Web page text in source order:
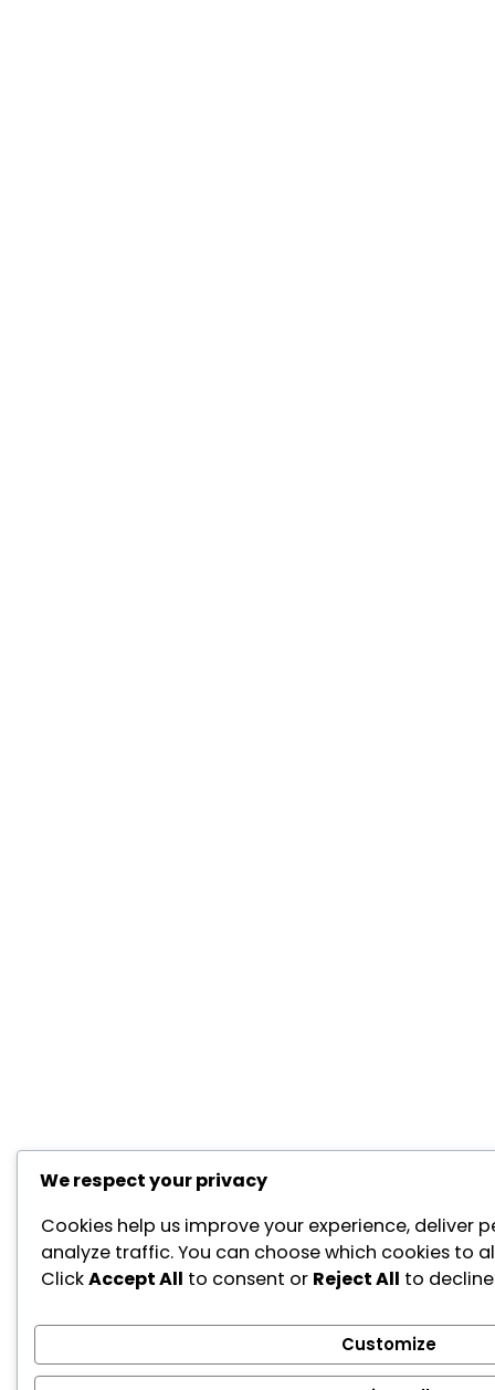
We respect your privacy
Cookies help us improve your experience, deliver
analyze traffic. You can choose which cookies to
ClickAccept All to consent or Reject All to
Customize